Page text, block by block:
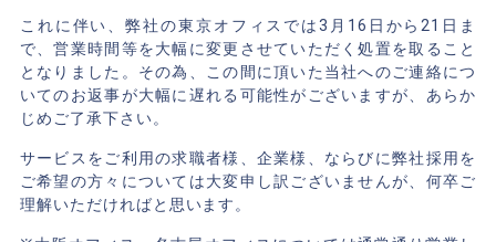
これに伴い、弊社の東京オフィスでは3月16日から21日ま
で、営業時間等を大幅に変更させていただく処置を取ること
となりました。その為、この間に頂いた当社へのご連絡につ
いてのお返事が大幅に遅れる可能性がございますが、あらか
じめご了承下さい。
サービスをご利用の求職者様、企業様、ならびに弊社採用を
ご希望の方々については大変申し訳ございませんが、何卒ご
理解いただければと思います。